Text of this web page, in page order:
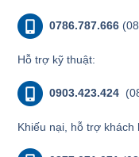
0786.787.666
Hỗ trợ kỹ thuật:
0903.423.424
Khiếu nại, hỗ trợ khách